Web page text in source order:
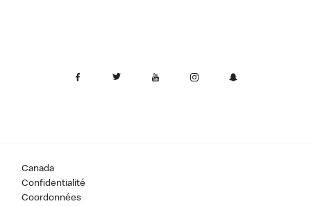
Canada
Confidentialité
Coordonnées